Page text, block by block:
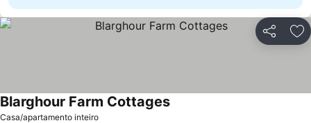
Partilhar
Casa/apartamento inteiro
Blarghour Farm CottagesVer preços